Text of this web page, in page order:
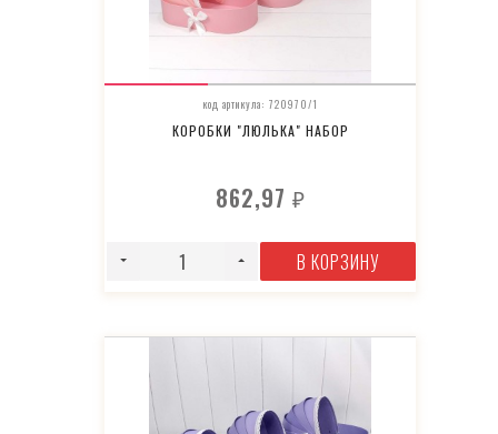
код артикула: 720970/1
КОРОБКИ "ЛЮЛЬКА" НАБОР
862,97 ₽
В КОРЗИНУ